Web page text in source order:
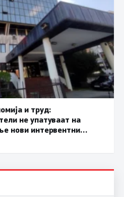
и труд:
не упатуваат на
нови интервентни
се стабилни